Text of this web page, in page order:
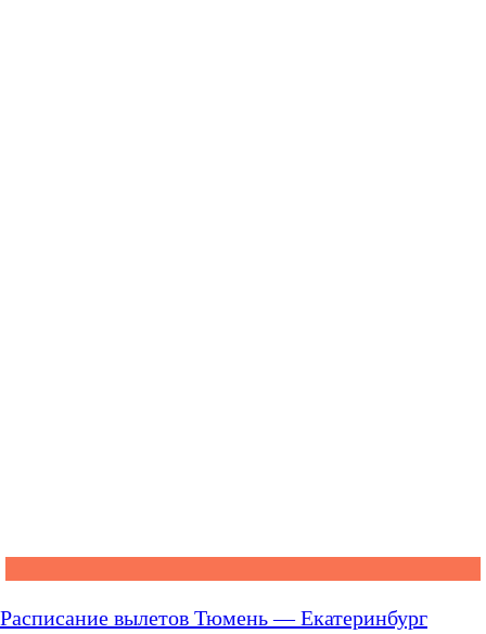
Расписание вылетов Тюмень — Екатеринбург